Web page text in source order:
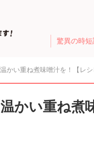
驚異の時短
かい重ね煮味噌汁を！【レシ
かい重ね煮